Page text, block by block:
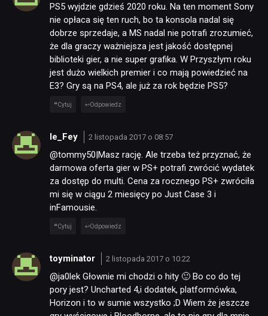
PS5 wyjdzie gdzieś 2020 roku. Na ten moment Sony
nie opłaca się ten ruch, bo ta konsola nadal się
dobrze sprzedaje, a MS nadal nie potrafi zrozumieć,
że dla graczy ważniejsza jest jakość dostępnej
biblioteki gier, a nie super grafika. W Przyszłym roku
jest dużo wielkich premier i co mają powiedzieć na
E3? Gry są na PS4, ale już za rok będzie PS5?
Cytuj Odpowiedz
le_Fey 2 listopada 2017 o 08:57
@tommy50|Masz rację. Ale trzeba też przyznać, że
darmowa oferta gier w PS+ potrafi zwrócić wydatek
za dostęp do multi. Cena za rocznego PS+ zwróciła
mi się w ciągu 2 miesięcy po Just Case 3 i
inFamousie.
Cytuj Odpowiedz
toyminator 2 listopada 2017 o 10:22
@ja0lek Głownie mi chodzi o hity 🙂 Bo co do tej
pory jest? Uncharted 4,i dodatek, platformówka,
Horizon i to w sumie wszystko ;D Wiem że jeszcze